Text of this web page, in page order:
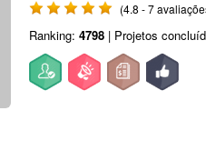
(4.8 - 7
Ranking: 4798 | Projetos